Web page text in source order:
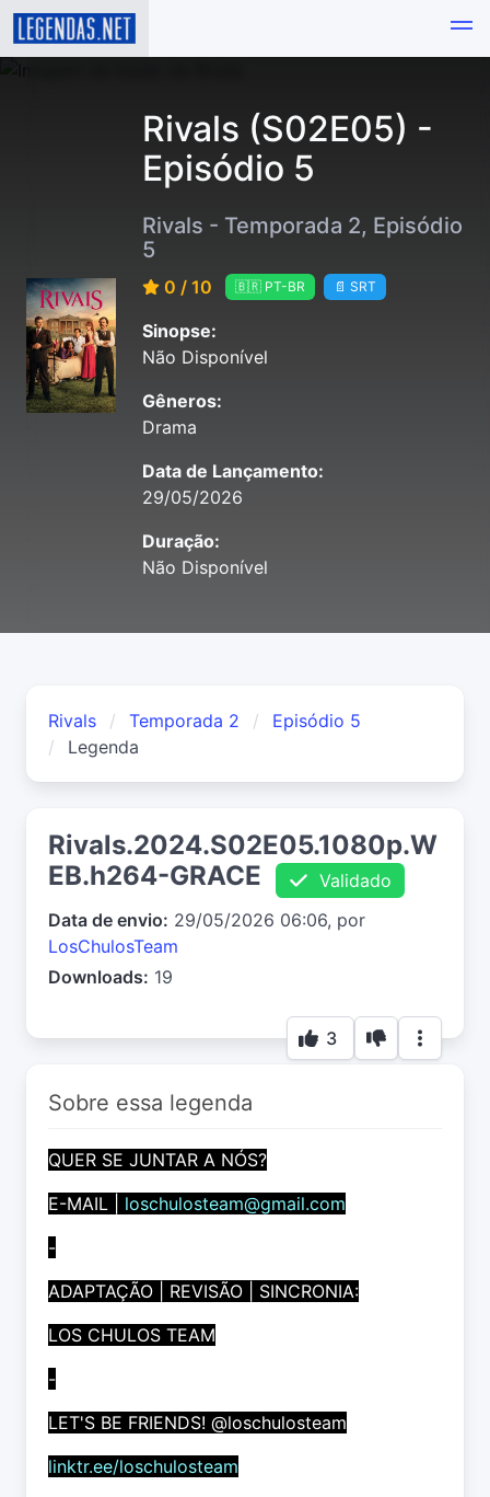
Rivals (S02E05) -
Episódio 5
Rivals - Temporada 2, Episódio
5
0 / 10 🇧🇷 PT-BR 📄 SRT
Sinopse:
Não Disponível
Gêneros:
Drama
Data de Lançamento:
29/05/2026
Duração:
Não Disponível
Rivals Temporada 2
Episódio 5
Legenda
Rivals.2024.S02E05.1080p.W
EB.h264-GRACE
Validado
Data de envio: 29/05/2026 06:06, por
LosChulosTeam
Downloads: 19
3
Sobre essa legenda
QUER SE JUNTAR A NÓS?
E-MAIL | loschulosteam@gmail.com
-
ADAPTAÇÃO | REVISÃO | SINCRONIA:
LOS CHULOS TEAM
-
LET'S BE FRIENDS! @loschulosteam
linktr.ee/loschulosteam